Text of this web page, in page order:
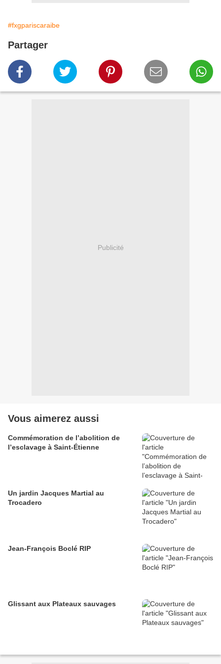
#fxgpariscaraibe
Partager
Publicité
Vous aimerez aussi
Commémoration de l’abolition de
l’esclavage à Saint-Étienne
Un jardin Jacques Martial au
Trocadero
Jean-François Boclé RIP
Glissant aux Plateaux sauvages